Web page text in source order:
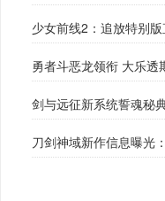
少女前线2：追放特别
勇者斗恶龙领衔 大乐
剑与远征新系统誓魂秘
刀剑神域新作信息曝光